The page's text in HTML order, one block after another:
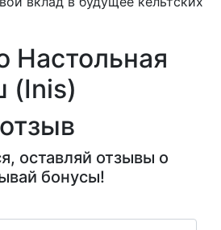
Настольная
(Inis)
оставляй отзывы о
бонусы!